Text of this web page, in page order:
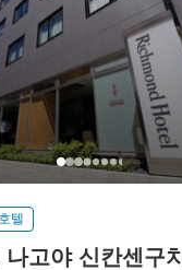
텔
고야 신칸센구치